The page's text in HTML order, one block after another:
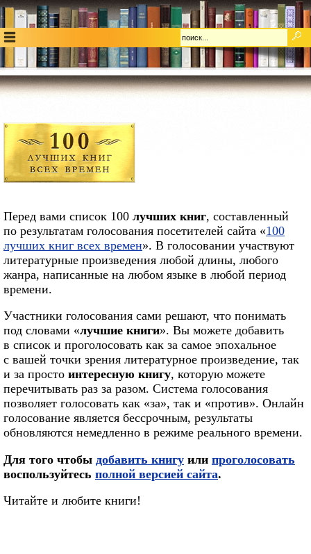
Перед вами список 100 лучших книг, составленный
по результатам голосования посетителей сайта «100
лучших книг всех времен». В голосовании участвуют
литературные произведения любой длины, любого
жанра, написанные на любом языке в любой период
времени.
Участники голосования сами решают, что понимать
под словами «лучшие книги». Вы можете добавить
в список и проголосовать как за самое эпохальное
с вашей точки зрения литературное произведение, так
и за просто интересную книгу, которую можете
перечитывать раз за разом. Система голосования
позволяет голосовать как «за», так и «против». Онлайн
голосование является бессрочным, результаты
обновляются немедленно в режиме реального времени.
Для того чтобы добавить книгу или проголосовать
воспользуйтесь полной версией сайта.
Читайте и любите книги!